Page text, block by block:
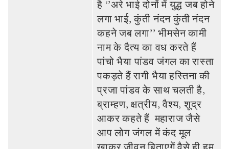
है ‘’अरे भाई दोनों में युद्ध जब होने
लगा भाई, कुंती नंदन कुंती नंदन
कहने जब लगा’’ भीमसेन कामी
नाम के दैत्‍य का वध करते हैं
पांचो भैया पांडव जंगल का रास्‍ता
पकड़ते हैं रागी भैया हस्तिना की
प्रजा पांडव के साथ चलती है,
ब्राम्‍हण, क्षत्रीय, वैश्‍य, शूद्र
आकर कहते हैं महाराज जैसे
आप लोग जंगल में कंद मूल